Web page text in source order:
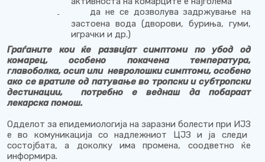
₋
да не се дозволува задржување на
застоена вода (дворови, буриња, гуми,
играчки и др.)
Граѓаните кои ќе развијат симптоми по убод од
комарец, особено покачена температура,
главоболка, осип или невролошки симптоми, особено
ако се вратиле од патување во тропски и субтропски
дестинации, потребно е веднаш да побараат
лекарска помош.
Одделот за епидемиологија на заразни болести при ИЈЗ
е во комуникација со надлежниот ЦЈЗ и ја следи
состојбата, а доколку има промена, соодветно ќе
информира.